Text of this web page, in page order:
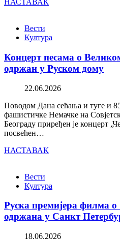
НАСТАВАК
Вести
Култура
Концерт песама о
одржан у Руском дому
22.06.2026
Поводом Дана сећања и туге и
фашистичке Немачке на
Београду приређен је концерт
посвећен…
НАСТАВАК
Вести
Култура
Руска премијера филма
одржана у Санкт
18.06.2026